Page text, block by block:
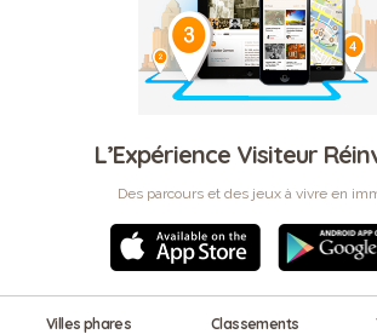
L’Expérience Visiteur
Des parcours et des jeux à vivre en
Villes phares Classements